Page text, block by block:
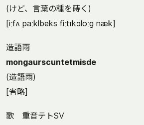
(けど、言葉の種を蒔く)
[iːfʌ paːklbeks fiːtɪkɔloːg næk]
造語雨
mongaurscuntetmisde
(造語雨)
[省略]
歌 重音テトSV